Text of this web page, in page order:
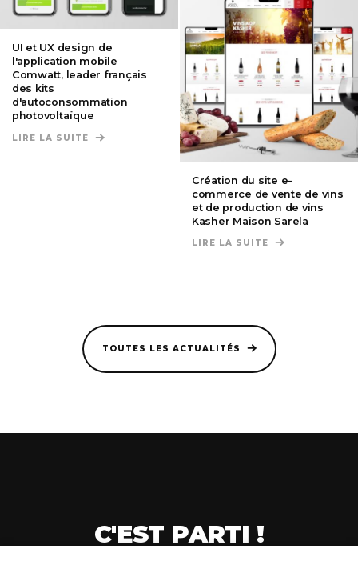
UI et UX design de
l'application mobile
Comwatt, leader français
des kits
d'autoconsommation
photovoltaïque
LIRE LA SUITE DE UI ET UX DESIGN DE L'APPLICATION MOBILE
Création du site e-
commerce de vente de vins
et de production de vins
Kasher Maison Sarela
LIRE LA SUITE DE CRÉATION
TOUTES LES ACTUALITÉS
C'EST PARTI !